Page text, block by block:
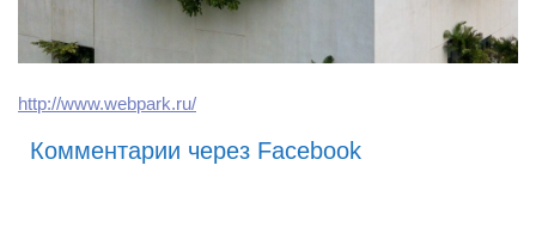
http://www.webpark.ru/
Комментарии через Facebook